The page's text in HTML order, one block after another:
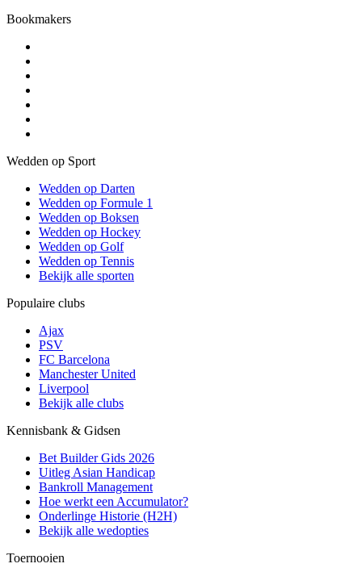
Bookmakers
Wedden op Sport
Wedden op Darten
Wedden op Formule 1
Wedden op Boksen
Wedden op Hockey
Wedden op Golf
Wedden op Tennis
Bekijk alle sporten
Populaire clubs
Ajax
PSV
FC Barcelona
Manchester United
Liverpool
Bekijk alle clubs
Kennisbank & Gidsen
Bet Builder Gids 2026
Uitleg Asian Handicap
Bankroll Management
Hoe werkt een Accumulator?
Onderlinge Historie (H2H)
Bekijk alle wedopties
Toernooien